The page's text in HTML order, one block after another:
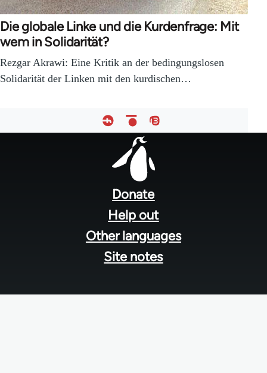
Die globale Linke und die Kurdenfrage: Mit
wem in Solidarität?
Rezgar Akrawi: Eine Kritik an der bedingungslosen
Solidarität der Linken mit den kurdischen…
Donate
Help out
Other languages
Site notes